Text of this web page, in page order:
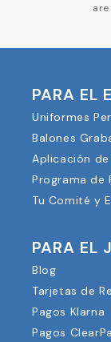
PARA EL
Uniformes
Balones
Aplicación
Programa de
Tu Comité y
PARA EL
Blog
Tarjetas de
Pagos Klarna
Pagos